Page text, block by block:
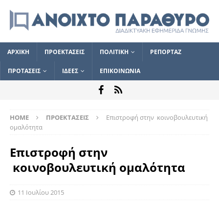
ΑΡΧΙΚΗ ΠΡΟΕΚΤΑΣΕΙΣ ΠΟΛΙΤΙΚΗ ΡΕΠΟΡΤΑΖ
ΠΡΟΤΑΣΕΙΣ ΙΔΕΕΣ ΕΠΙΚΟΙΝΩΝΙΑ
HOME ΠΡΟΕΚΤΑΣΕΙΣ
Επιστροφή στην κοινοβουλευτική
ομαλότητα
Επιστροφή στην
κοινοβουλευτική ομαλότητα
11 Ιουλίου 2015